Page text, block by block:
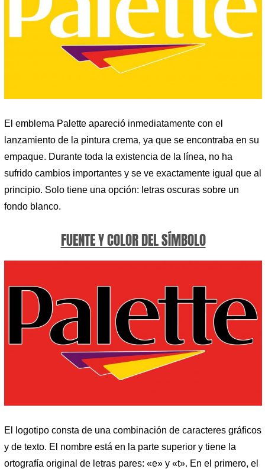
El emblema Palette apareció inmediatamente con el
lanzamiento de la pintura crema, ya que se encontraba en su
empaque. Durante toda la existencia de la línea, no ha
sufrido cambios importantes y se ve exactamente igual que al
principio. Solo tiene una opción: letras oscuras sobre un
fondo blanco.
FUENTE Y COLOR DEL SÍMBOLO
El logotipo consta de una combinación de caracteres gráficos
y de texto. El nombre está en la parte superior y tiene la
ortografía original de letras pares: «e» y «t». En el primero, el